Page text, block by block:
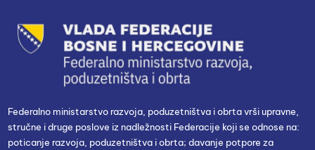
Federalno ministarstvo razvoja, poduzetništva i obrta vrši upravne,
stručne i druge poslove iz nadležnosti Federacije koji se odnose na:
poticanje razvoja, poduzetništva i obrta; davanje potpore za